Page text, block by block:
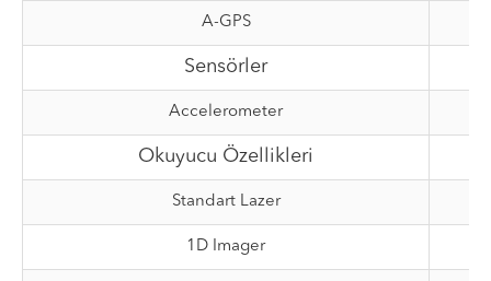
A-GPS
Sensörler
Accelerometer
Okuyucu Özellikleri
Standart Lazer
1D Imager